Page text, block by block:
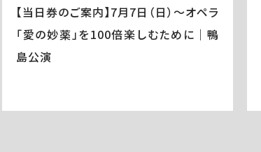
【当日券のご案内】7月7日（日）～オペラ
「愛の妙薬」を100倍楽しむために｜鴨
島公演